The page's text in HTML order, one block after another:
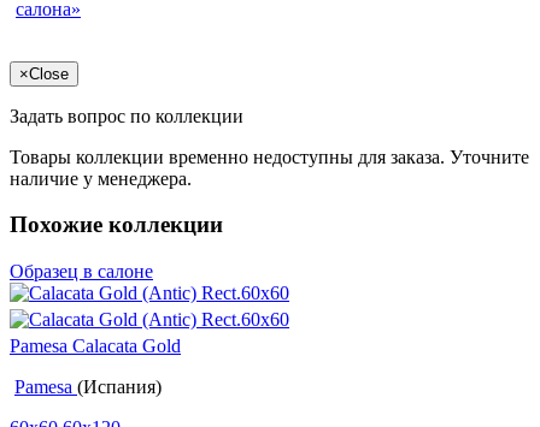
салона»
×Close
Задать вопрос по коллекции
Товары коллекции временно недоступны для заказа. Уточните
наличие у менеджера.
Похожие коллекции
Образец в салоне
Pamesa Calacata Gold
Pamesa (Испания)